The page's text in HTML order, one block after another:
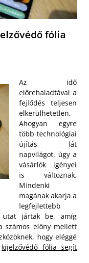
fólia
Az idő
előrehaladtával a
fejlődés teljesen
elkerülhetetlen.
Ahogyan egyre
több technológiai
újítás lát
napvilágot, úgy a
vásárlók igényei
is változnak.
Mindenki
magának akarja a
legfejlettebb
utat jártak be, amíg
számos előny mellett
hogy eléggé
kijelzővédő fólia segít